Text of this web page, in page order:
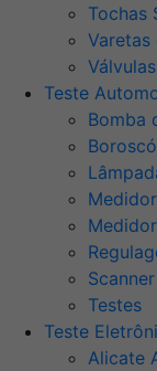
Tochas
Varetas
Válvulas
Teste
Bomba
Scanner
Testes
Teste
Alicate